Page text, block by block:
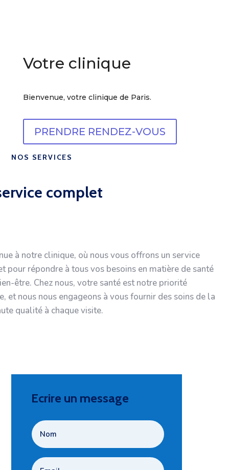
Votre clinique
Bienvenue, votre clinique de Paris.
PRENDRE RENDEZ-VOUS
NOS SERVICES
complet
à notre clinique, où nous vous offrons un service
pour répondre à tous vos besoins en matière de santé
être. Chez nous, votre santé est notre priorité
et nous nous engageons à vous fournir des soins de la
qualité à chaque visite.
Ecrire un message